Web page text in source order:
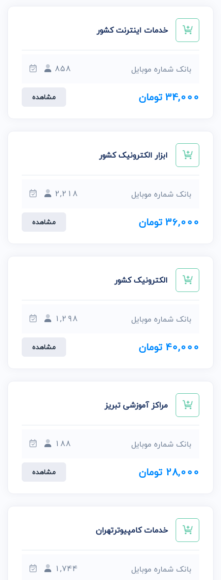
خدمات اینترنت کشور
بانک شماره موبایل 858
34,000 تومان مشاهده
ابزار الکترونیک کشور
بانک شماره موبایل 2,218
36,000 تومان مشاهده
الکترونیک کشور
بانک شماره موبایل 1,298
40,000 تومان مشاهده
مراکز آموزشی تبریز
بانک شماره موبایل 188
28,000 تومان مشاهده
خدمات کامپیوترتهران
بانک شماره موبایل 1,744